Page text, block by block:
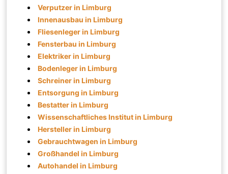
Verputzer in Limburg
Innenausbau in Limburg
Fliesenleger in Limburg
Fensterbau in Limburg
Elektriker in Limburg
Bodenleger in Limburg
Schreiner in Limburg
Entsorgung in Limburg
Bestatter in Limburg
Wissenschaftliches Institut in Limburg
Hersteller in Limburg
Gebrauchtwagen in Limburg
Großhandel in Limburg
Autohandel in Limburg